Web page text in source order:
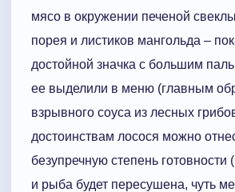
мясо в окружении печеной
порея и листиков мангольда –
достойной значка с большим
ее выделили в меню (главным
взрывного соуса из лесных
достоинствам лосося можно
безупречную степень готовности
и рыба будет пересушена, чуть